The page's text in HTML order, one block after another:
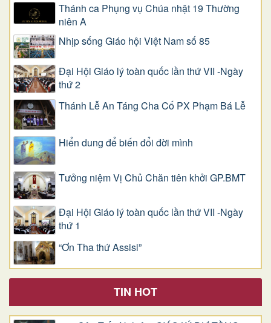
Thánh ca Phụng vụ Chúa nhật 19 Thường
niên A
Nhịp sống Giáo hội Việt Nam số 85
Đại Hội Giáo lý toàn quốc lần thứ VII -Ngày
thứ 2
Thánh Lễ An Táng Cha Cố PX Phạm Bá Lễ
Hiển dung để biến đổi đời mình
Tưởng niệm Vị Chủ Chăn tiên khởi GP.BMT
Đại Hội Giáo lý toàn quốc lần thứ VII -Ngày
thứ 1
“Ơn Tha thứ Assisi”
TIN HOT